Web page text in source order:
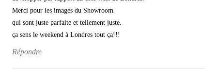
Merci pour les images du Showroom
qui sont juste parfaite et tellement juste.
ça sens le weekend à Londres tout ça!!!
Répondre